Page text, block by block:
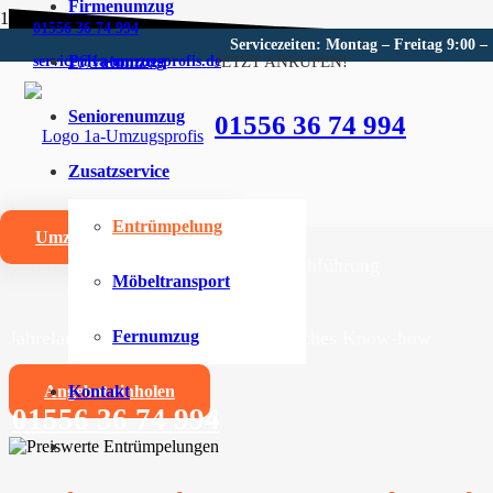
01556 36 74 994
service@1a-umzugsprofis.de
Servicezeiten: Montag – Freitag 9:00 –
JETZT ANRUFEN!
01556 36 74 994
Firmenumzug
Privatumzug
Seniorenumzug
Zusatzservice
Entrümpelung
Möbeltransport
Fernumzug
Kontakt
Umzugskostenrechner
Entrümpelung in Hamburg
1a-Umzugsprofis ist Ihr kompetenter Partner für
Zuverlässige und professionelle Durchführung
Jahrelange Erfahrung und umfangreiches Know-how
Angebot einholen
01556 36 74 994